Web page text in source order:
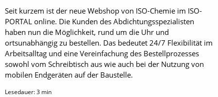
Seit kurzem ist der neue Webshop von ISO-Chemie im ISO-
PORTAL online. Die Kunden des Abdichtungsspezialisten
haben nun die Möglichkeit, rund um die Uhr und
ortsunabhängig zu bestellen. Das bedeutet 24/7 Flexibilität im
Arbeitsalltag und eine Vereinfachung des Bestellprozesses
sowohl vom Schreibtisch aus wie auch bei der Nutzung von
mobilen Endgeräten auf der Baustelle.
Lesedauer:3 min